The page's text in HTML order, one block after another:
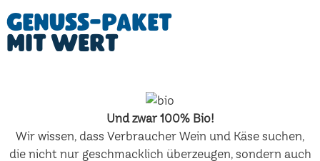
Genuss-Paket
mit Wert
Und zwar 100% Bio!
Wir wissen, dass Verbraucher Wein und Käse suchen,
die nicht nur geschmacklich überzeugen, sondern auch